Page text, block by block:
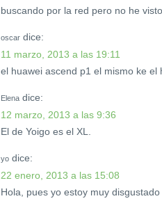
buscando por la red pero no he
oscar dice:
11 marzo, 2013 a las 19:11
el huawei ascend p1 el mismo ke
Elena dice:
12 marzo, 2013 a las 9:36
El de Yoigo es el XL.
yo dice:
22 enero, 2013 a las 15:08
Hola, pues yo estoy muy